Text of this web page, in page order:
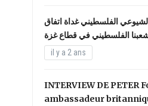
الفلسطيني غداة اتفاق
الفلسطيني في قطاع غزة
il y a 2 ans
INTERVIEW DE PETER
ambassadeur